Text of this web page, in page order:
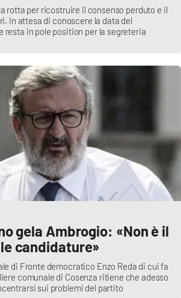
rotta per ricostruire il consenso perduto e il
In attesa di conoscere la data del
resta in pole position per la segreteria
gela Ambrogio: «Non è il
candidature»
di Fronte democratico Enzo Reda di cui fa
comunale di Cosenza ritiene che adesso
sui problemi del partito